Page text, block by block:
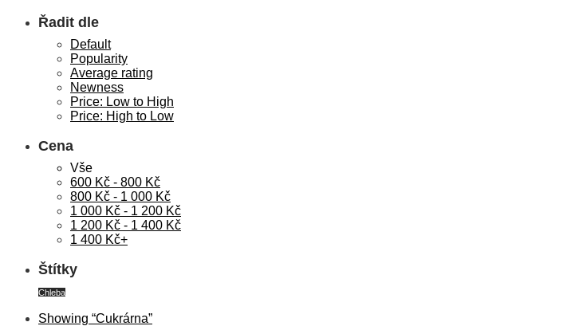
Řadit dle
Default
Popularity
Average rating
Newness
Price: Low to High
Price: High to Low
Cena
Vše
600 Kč - 800 Kč
800 Kč - 1 000 Kč
1 000 Kč - 1 200 Kč
1 200 Kč - 1 400 Kč
1 400 Kč+
Štítky
Chleba
Showing “Cukrárna”